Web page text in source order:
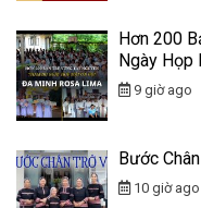
Hơn 200
Ngày Họp
9 giờ ago
Bước
10 giờ ago